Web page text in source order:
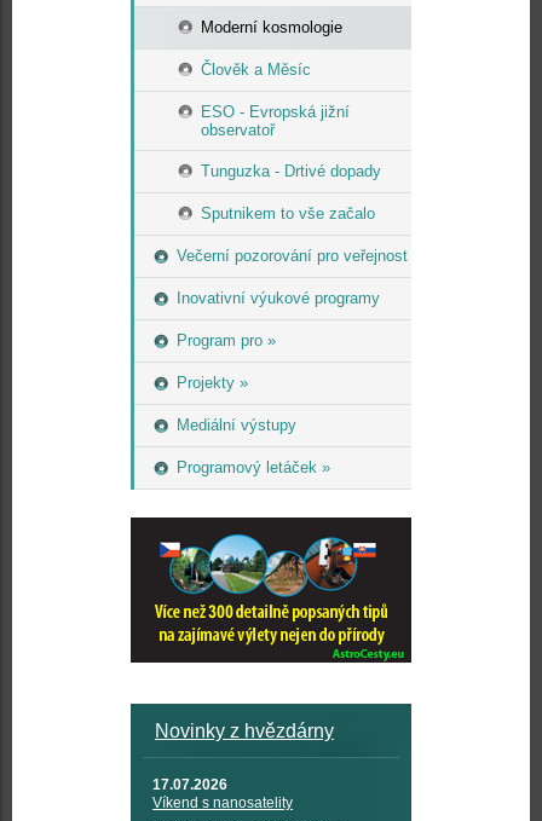
Moderní kosmologie
Člověk a Měsíc
ESO - Evropská jižní
observatoř
Tunguzka - Drtivé dopady
Sputnikem to vše začalo
Večerní pozorování pro veřejnost
Inovativní výukové programy
Program pro »
Projekty »
Mediální výstupy
Programový letáček »
Novinky z hvězdárny
17.07.2026
Víkend s nanosatelity